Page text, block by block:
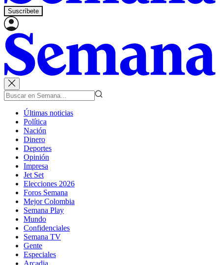
Suscríbete
Últimas noticias
Política
Nación
Dinero
Deportes
Opinión
Impresa
Jet Set
Elecciones 2026
Foros Semana
Mejor Colombia
Semana Play
Mundo
Confidenciales
Semana TV
Gente
Especiales
Arcadia